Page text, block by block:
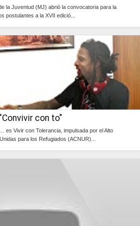
la Juventud (MJ) abrió la convocatoria para la
postulantes a la XVII edició...
con to"
es Vivir con Tolerancia, impulsada por el Alto
para los Refugiados (ACNUR)...